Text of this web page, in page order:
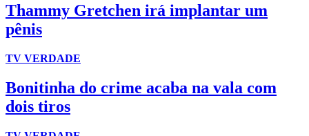
Thammy Gretchen irá implantar um
pênis
TV VERDADE
Bonitinha do crime acaba na vala com
dois tiros